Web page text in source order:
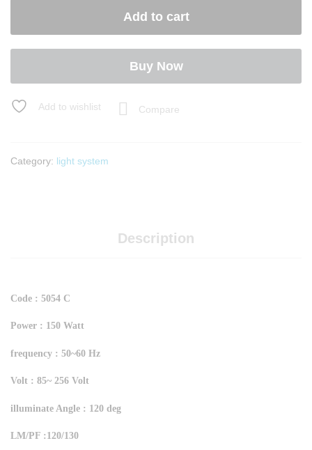
Add to cart
Buy Now
Add to wishlist Compare
Category: light system
Description
Code : 5054 C
Power : 150 Watt
frequency : 50~60 Hz
Volt : 85~ 256 Volt
illuminate Angle : 120 deg
LM/PF :120/130